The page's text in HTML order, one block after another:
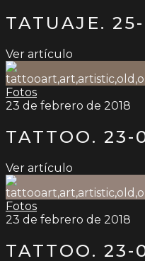
TATUAJE.
Ver artículo
Fotos
23 de febrero de 2018
TATTOO. 23-
Ver artículo
Fotos
23 de febrero de 2018
TATTOO. 23-